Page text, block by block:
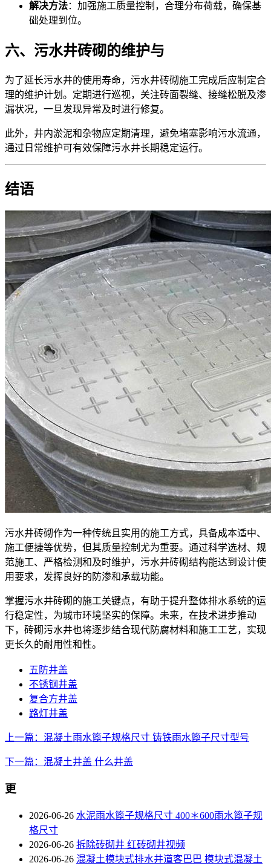
解决方法：加强施工质量控制，合理分布荷载，确保基
础处理到位。
六、污水井砖砌的维护与
为了延长污水井的使用寿命，污水井砖砌施工完成后应制定合
理的维护计划。定期进行巡视，关注砖面裂缝、接缝松脱及渗
漏状况，一旦发现异常及时进行修复。
此外，井内淤泥和杂物应定期清理，避免堵塞影响污水流通，
通过日常维护可有效保障污水井长期稳定运行。
结语
污水井砖砌作为一种传统且实用的施工方式，具备成本适中、
施工便捷等优势，但其质量控制尤为重要。通过科学选材、规
范施工、严格检测和及时维护，污水井砖砌结构能达到设计使
用要求，发挥良好的防渗和承载功能。
掌握污水井砖砌的施工关键点，有助于提升整体排水系统的运
行稳定性，为城市环境坚实的保障。未来，在技术进步推动
下，砖砌污水井也将逐步结合现代防腐材料和施工工艺，实现
更长久的耐用性和性。
五防井盖
不锈钢井盖
复合方井盖
路灯井盖
上一篇：混凝土雨水篦子规格尺寸 铸铁雨水篦子尺寸型号
下一篇：混凝土井盖 什么井盖
更
2026-06-26 水泥雨水篦子规格尺寸 400＊600雨水篦子规
格尺寸
2026-06-26 拆除砖砌井 红砖砌井视频
2026-06-26 混凝土模块式排水井道客巴巴 模块式混凝土